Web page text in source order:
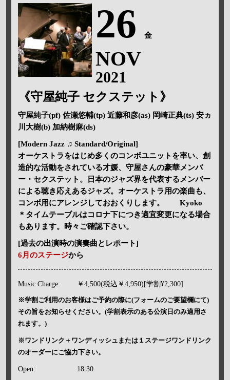
26 金
NOV
2021
《守屋純子 セクステット》
守屋純子(pf) 佐瀬悠輔(tp) 近藤和彦(as) 岡崎正典(ts) 安ヵ
川大樹(b) 加納樹麻(ds)
[Modern Jazz ♫ Standard/Original]
オーケストラをはじめ多くのコンボユニットを率い、創
造的な活動をされている才媛、守屋さんの豪華メンバ
ー・セクステット。日本のジャズ界を代表するメンバー
による聴き応えあるジャズ。オーケストラ用の楽曲も、
コンボ用にアレンジしておおくりします。 Kyoko
＊タイムテーブルはコロナ下につき適宜変更になる場合
もあります。時々ご確認下さい。
[過去の出演時の演奏曲とレポート]
6月のステージから
Music Charge: ￥4,500(税込￥4,950)[学割¥2,300]
※学割ご利用のお客様はご予約の際に(フォームのご要望欄にて)
その旨をお知らせください。(学割表示のある公演日のみ適用さ
れます。)
※ワンドリンク＋ワンディッシュまたは１ステージワンドリンク
のオーダーにご協力下さい。
Open: 18:30